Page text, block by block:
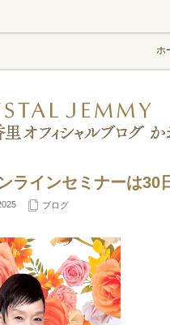
ホ
ラインセミナーは30
ブログ